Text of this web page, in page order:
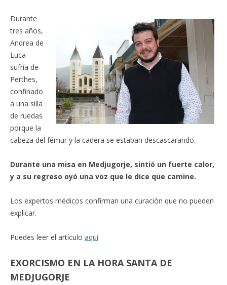
Durante
tres años,
Andrea de
Luca
sufría de
Perthes,
confinado
a una silla
de ruedas
porque la
cabeza del fémur y la cadera se estaban descascarando.
Durante una misa en Medjugorje, sintió un fuerte calor,
y a su regreso oyó una voz que le dice que camine.
Los expertos médicos confirman una curación que no pueden
explicar.
Puedes leer el artículo aquí.
EXORCISMO EN LA HORA SANTA DE
MEDJUGORJE